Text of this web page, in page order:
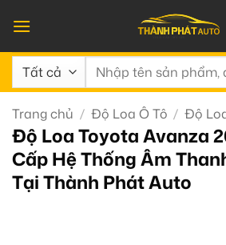
qua
nội
dung
Tìm
Trang chủ / Độ Loa Ô Tô / Độ
Độ Loa Toyota Avanza
Cấp Hệ Thống Âm
Tại Thành Phát Auto